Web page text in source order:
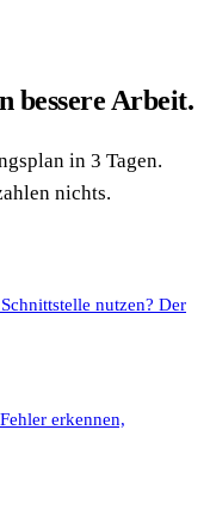
bessere Arbeit.
in 3 Tagen.
nichts.
nutzen? Der
erkennen,